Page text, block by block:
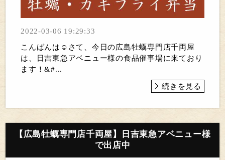
2022-03-06 19:29:33
こんばんは☺さて、今日の広島牡蠣専門店千両屋
は、日吉東急アベニュー様の食品催事場に来ており
ます！&#...
続きを見る
【広島牡蠣専門店千両屋】日吉東急アベニュー様
で出店中